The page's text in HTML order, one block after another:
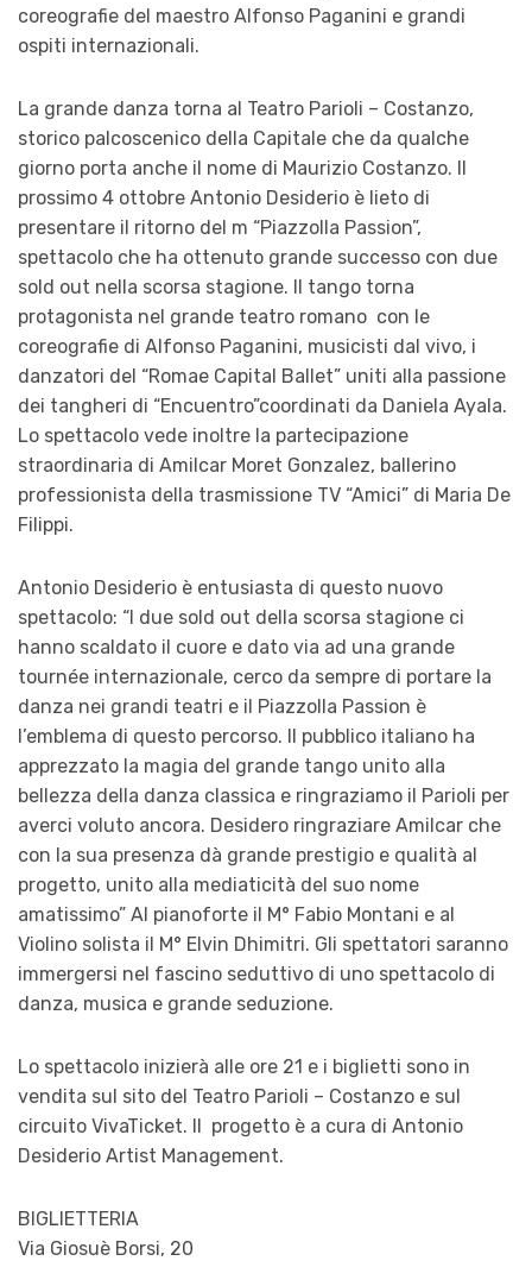
coreografie del maestro Alfonso Paganini e grandi
ospiti internazionali.
La grande danza torna al Teatro Parioli – Costanzo,
storico palcoscenico della Capitale che da qualche
giorno porta anche il nome di Maurizio Costanzo. Il
prossimo 4 ottobre Antonio Desiderio è lieto di
presentare il ritorno del m “Piazzolla Passion”,
spettacolo che ha ottenuto grande successo con due
sold out nella scorsa stagione. Il tango torna
protagonista nel grande teatro romano con le
coreografie di Alfonso Paganini, musicisti dal vivo, i
danzatori del “Romae Capital Ballet” uniti alla passione
dei tangheri di “Encuentro”coordinati da Daniela Ayala.
Lo spettacolo vede inoltre la partecipazione
straordinaria di Amilcar Moret Gonzalez, ballerino
professionista della trasmissione TV “Amici” di Maria De
Filippi.
Antonio Desiderio è entusiasta di questo nuovo
spettacolo: “I due sold out della scorsa stagione ci
hanno scaldato il cuore e dato via ad una grande
tournée internazionale, cerco da sempre di portare la
danza nei grandi teatri e il Piazzolla Passion è
l’emblema di questo percorso. Il pubblico italiano ha
apprezzato la magia del grande tango unito alla
bellezza della danza classica e ringraziamo il Parioli per
averci voluto ancora. Desidero ringraziare Amilcar che
con la sua presenza dà grande prestigio e qualità al
progetto, unito alla mediaticità del suo nome
amatissimo” Al pianoforte il M° Fabio Montani e al
Violino solista il M° Elvin Dhimitri. Gli spettatori saranno
immergersi nel fascino seduttivo di uno spettacolo di
danza, musica e grande seduzione.
Lo spettacolo inizierà alle ore 21 e i biglietti sono in
vendita sul sito del Teatro Parioli – Costanzo e sul
circuito VivaTicket. Il progetto è a cura di Antonio
Desiderio Artist Management.
BIGLIETTERIA
Via Giosuè Borsi, 20